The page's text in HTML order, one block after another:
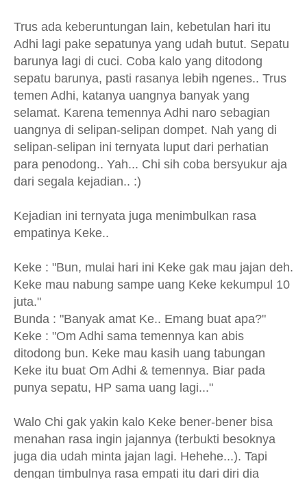
Trus ada keberuntungan lain, kebetulan hari itu
Adhi lagi pake sepatunya yang udah butut. Sepatu
barunya lagi di cuci. Coba kalo yang ditodong
sepatu barunya, pasti rasanya lebih ngenes.. Trus
temen Adhi, katanya uangnya banyak yang
selamat. Karena temennya Adhi naro sebagian
uangnya di selipan-selipan dompet. Nah yang di
selipan-selipan ini ternyata luput dari perhatian
para penodong.. Yah... Chi sih coba bersyukur aja
dari segala kejadian.. :)
Kejadian ini ternyata juga menimbulkan rasa
empatinya Keke..
Keke : "Bun, mulai hari ini Keke gak mau jajan deh.
Keke mau nabung sampe uang Keke kekumpul 10
juta."
Bunda : "Banyak amat Ke.. Emang buat apa?"
Keke : "Om Adhi sama temennya kan abis
ditodong bun. Keke mau kasih uang tabungan
Keke itu buat Om Adhi & temennya. Biar pada
punya sepatu, HP sama uang lagi..."
Walo Chi gak yakin kalo Keke bener-bener bisa
menahan rasa ingin jajannya (terbukti besoknya
juga dia udah minta jajan lagi. Hehehe...). Tapi
dengan timbulnya rasa empati itu dari diri dia